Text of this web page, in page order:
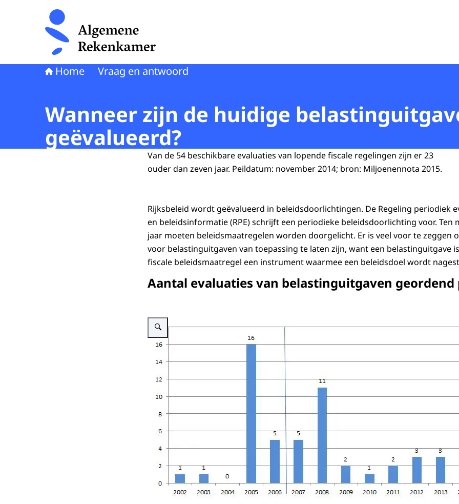
Naar de homepage van Algemene Rekenkamer
Home Vraag en antwoord
Wanneer zijn de huidige
geëvalueerd?
Van de 54 beschikbare evaluaties van lopende fiscale regelingen zijn er 23
ouder dan zeven jaar. Peildatum: november 2014; bron: Miljoenennota 2015.
Rijksbeleid wordt geëvalueerd in beleidsdoorlichtingen. De Regeling periodiek
en beleidsinformatie (RPE) schrijft een periodieke beleidsdoorlichting voor. Ten
jaar moeten beleidsmaatregelen worden doorgelicht. Er is veel voor te zeggen
voor belastinguitgaven van toepassing te laten zijn, want een belastinguitgave
fiscale beleidsmaatregel een instrument waarmee een beleidsdoel wordt
Aantal evaluaties van belastinguitgaven
Vergroot afbeelding Aantal evaluaties van belastinguitgaven geordend per jaar*